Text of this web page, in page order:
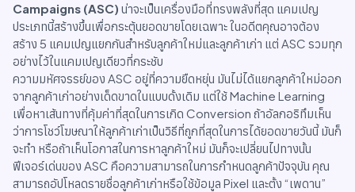
Campaigns (ASC) น่าจะเป็นเครื่องมือที่ทรงพลังที่สุด แคมเปญ
ประเภทนี้สร้างขึ้นเพื่อกระตุ้นยอดขายโดยเฉพาะ ในอดีตคุณอาจต้อง
สร้าง 5 แคมเปญแยกกันสำหรับลูกค้าใหม่และลูกค้าเก่า แต่ ASC รวมทุก
อย่างไว้ในแคมเปญเดียวที่กระชับ
ความมหัศจรรย์ของ ASC อยู่ที่ความยืดหยุ่น มันไม่ได้แยกลูกค้าใหม่ออก
จากลูกค้าเก่าอย่างเด็ดขาดในแบบดั้งเดิม แต่ใช้ Machine Learning
เพื่อหาเส้นทางที่คุ้มค่าที่สุดในการเกิด Conversion ถ้าอัลกอริทึมเห็น
ว่าการโชว์โฆษณาให้ลูกค้าเก่าเป็นวิธีที่ถูกที่สุดในการได้ยอดขายวันนี้ มันก็
จะทำ หรือถ้าเห็นโอกาสในการหาลูกค้าใหม่ มันก็จะเปลี่ยนไปทางนั้น
ฟีเจอร์เด่นของ ASC คือความสามารถในการกำหนดลูกค้าปัจจุบัน คุณ
สามารถอัปโหลดรายชื่อลูกค้าเก่าหรือใช้ข้อมูล Pixel และตั้ง “เพดาน”